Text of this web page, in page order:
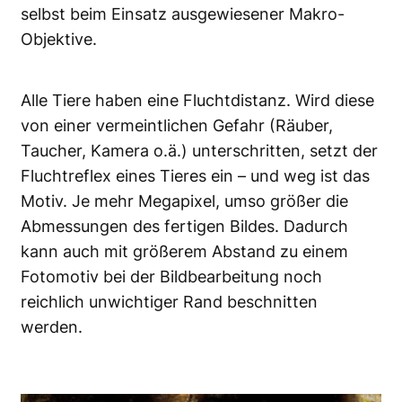
selbst beim Einsatz ausgewiesener Makro-
Objektive.
Alle Tiere haben eine Fluchtdistanz. Wird diese
von einer vermeintlichen Gefahr (Räuber,
Taucher, Kamera o.ä.) unterschritten, setzt der
Fluchtreflex eines Tieres ein – und weg ist das
Motiv. Je mehr Megapixel, umso größer die
Abmessungen des fertigen Bildes. Dadurch
kann auch mit größerem Abstand zu einem
Fotomotiv bei der Bildbearbeitung noch
reichlich unwichtiger Rand beschnitten
werden.